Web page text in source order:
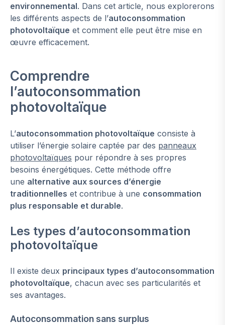
environnemental. Dans cet article, nous explorerons
les différents aspects de l’autoconsommation
photovoltaïque et comment elle peut être mise en
œuvre efficacement.
Comprendre
l’autoconsommation
photovoltaïque
L’autoconsommation photovoltaïque consiste à
utiliser l’énergie solaire captée par des panneaux
photovoltaïques pour répondre à ses propres
besoins énergétiques. Cette méthode offre
une alternative aux sources d’énergie
traditionnelles et contribue à une consommation
plus responsable et durable.
Les types d’autoconsommation
photovoltaïque
Il existe deux principaux types d’autoconsommation
photovoltaïque, chacun avec ses particularités et
ses avantages.
Autoconsommation sans surplus